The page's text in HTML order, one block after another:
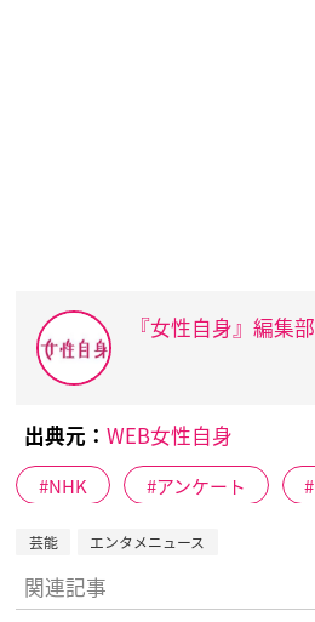
『女性自身』編集部
出典元： WEB女性自身
NHK アンケート
芸能 エンタメニュース
関連記事